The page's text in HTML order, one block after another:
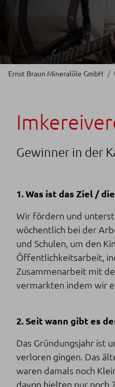
Ernst Braun Mineralöle GmbH
Gewinner in der
1. Was ist das Ziel /
Wir fördern und
wöchentlich bei der
und Schulen, um den
Öffentlichkeitsarbeit,
Zusammenarbeit mit
vermarkten indem wir
2. Seit wann gibt es
Das Gründungsjahr ist
verloren gingen. Das
waren damals noch
davon hielten nur noch